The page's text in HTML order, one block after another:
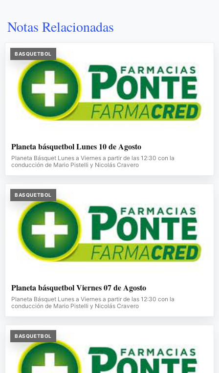
Notas Relacionadas
BASQUETBOL
Planeta básquetbol Lunes 10 de Agosto
Planeta Básquet Lunes a Viernes a partir de las 12:30 con la
conducción de Mario Pistelli y Nicolás Cravero
BASQUETBOL
Planeta básquetbol Viernes 07 de Agosto
Planeta Básquet Lunes a Viernes a partir de las 12:30 con la
conducción de Mario Pistelli y Nicolás Cravero
BASQUETBOL